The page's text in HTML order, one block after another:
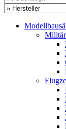
Militär